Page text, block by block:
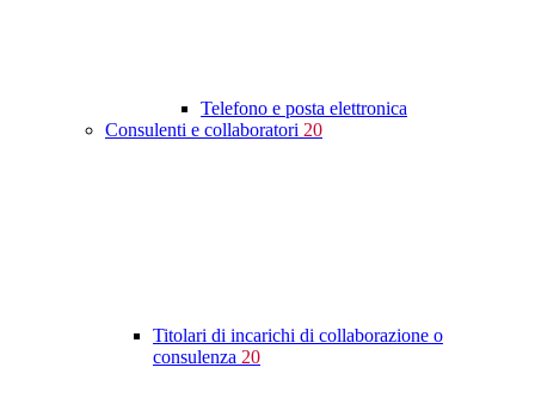
Telefono e posta elettronica
Consulenti e collaboratori 20
Titolari di incarichi di collaborazione o
consulenza 20